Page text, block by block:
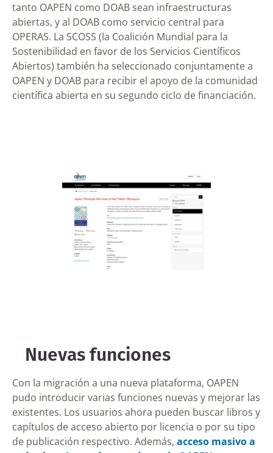
tanto OAPEN como DOAB sean infraestructuras
abiertas, y al DOAB como servicio central para
OPERAS. La SCOSS (la Coalición Mundial para la
Sostenibilidad en favor de los Servicios Científicos
Abiertos) también ha seleccionado conjuntamente a
OAPEN y DOAB para recibir el apoyo de la comunidad
científica abierta en su segundo ciclo de financiación.
Nuevas funciones
Con la migración a una nueva plataforma, OAPEN
pudo introducir varias funciones nuevas y mejorar las
existentes. Los usuarios ahora pueden buscar libros y
capítulos de acceso abierto por licencia o por su tipo
de publicación respectivo. Además, acceso masivo a